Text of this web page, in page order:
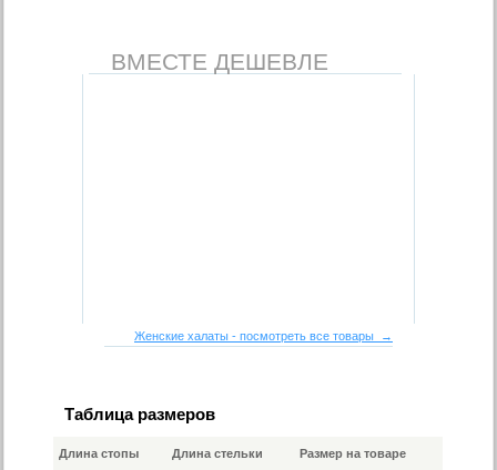
ВМЕСТЕ ДЕШЕВЛЕ
Женские халаты - посмотреть все товары →
Таблица размеров
Длина стопы Длина стельки Размер на товаре